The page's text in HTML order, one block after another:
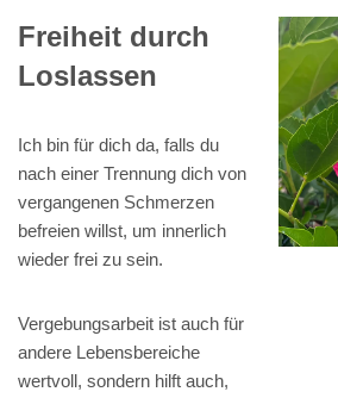
Freiheit durch
Loslassen
Ich bin für dich da, falls du
nach einer Trennung dich von
vergangenen Schmerzen
befreien willst, um innerlich
wieder frei zu sein.
Vergebungsarbeit ist auch für
andere Lebensbereiche
wertvoll, sondern hilft auch,